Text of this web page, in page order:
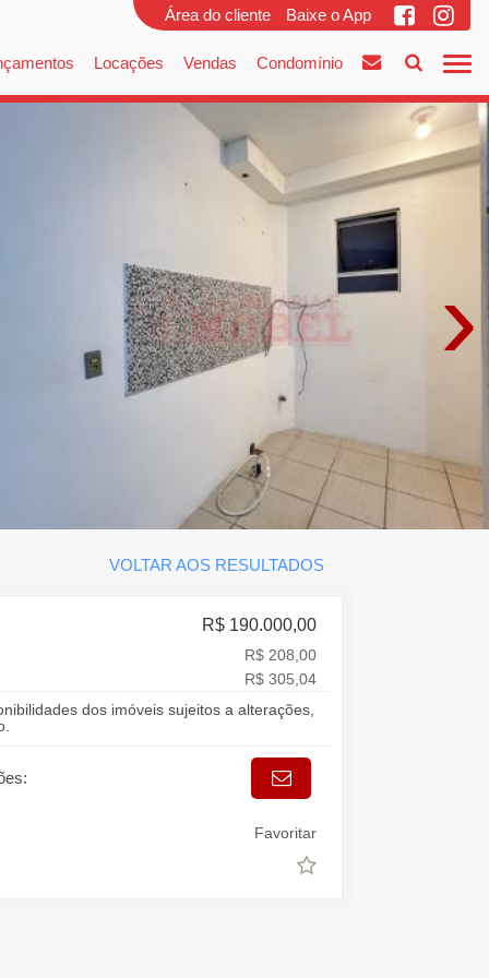
Área do cliente Baixe o App
Locações Vendas Condomínio
›
VOLTAR AOS RESULTADOS
R$ 190.000,00
R$ 208,00
R$ 305,04
dos imóveis sujeitos a alterações,
Favoritar